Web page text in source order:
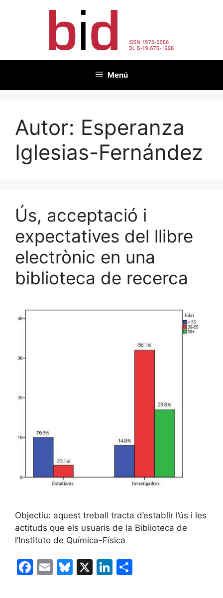
Menú
Autor: Esperanza
Iglesias-Fernández
Ús, acceptació i
expectatives del llibre
electrònic en una
biblioteca de recerca
Objectiu: aquest treball tracta d’establir l’ús i les
actituds que els usuaris de la Biblioteca de
l’Instituto de Química-Física
F
E
Bl X
Li